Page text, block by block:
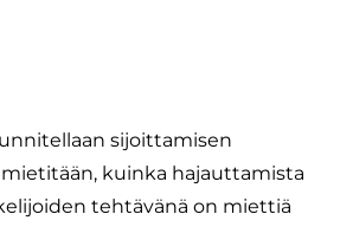
sijoittamisen
kuinka hajauttamista
tehtävänä on miettiä